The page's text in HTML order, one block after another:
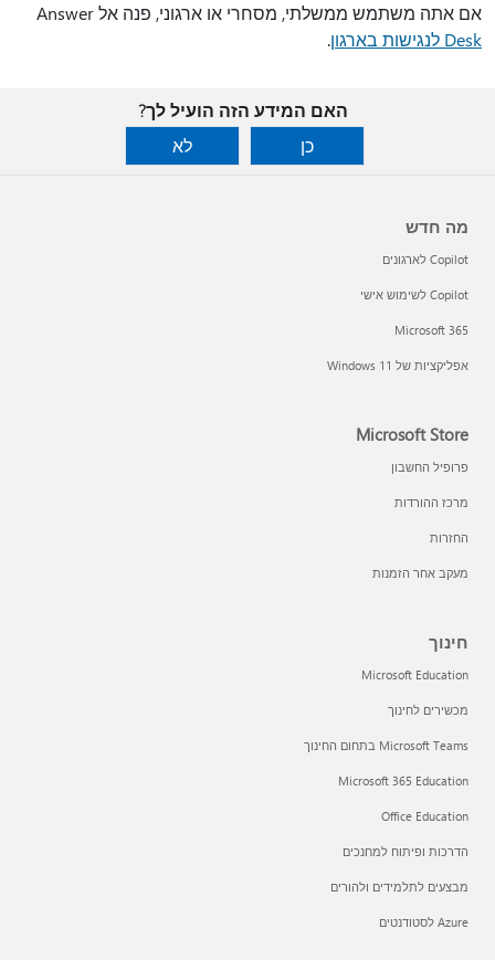
אם אתה משתמש ממשלתי, מסחרי או ארגוני, פנה אל Answer
Desk לנגישות בארגון
.
האם המידע הזה הועיל לך?
כן
לא
מה חדש
Copilot לארגונים
Copilot לשימוש אישי
Microsoft 365
אפליקציות של Windows 11‏
Microsoft Store
פרופיל החשבון
מרכז ההורדות
החזרות
מעקב אחר הזמנות
חינוך
Microsoft Education
מכשירים לחינוך
Microsoft Teams בתחום החינוך
Microsoft 365 Education
Office Education
הדרכות ופיתוח למחנכים
מבצעים לתלמידים ולהורים
Azure לסטודנטים